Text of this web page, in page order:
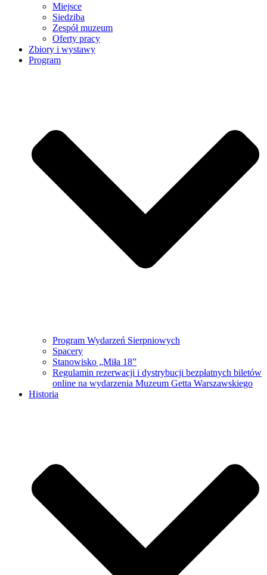
Miejsce
Siedziba
Zespół muzeum
Oferty pracy
Zbiory i wystawy
Program
Program Wydarzeń Sierpniowych
Spacery
Stanowisko „Miła 18”
Regulamin rezerwacji i dystrybucji bezpłatnych biletów
online na wydarzenia Muzeum Getta Warszawskiego
Historia